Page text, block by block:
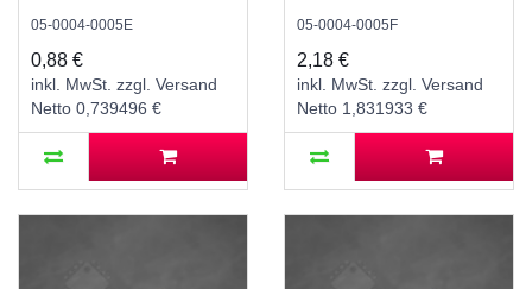
05-0004-0005E
0,88 €
inkl. MwSt. zzgl. Versand
Netto 0,739496 €
05-0004-0005F
2,18 €
inkl. MwSt. zzgl. Versand
Netto 1,831933 €